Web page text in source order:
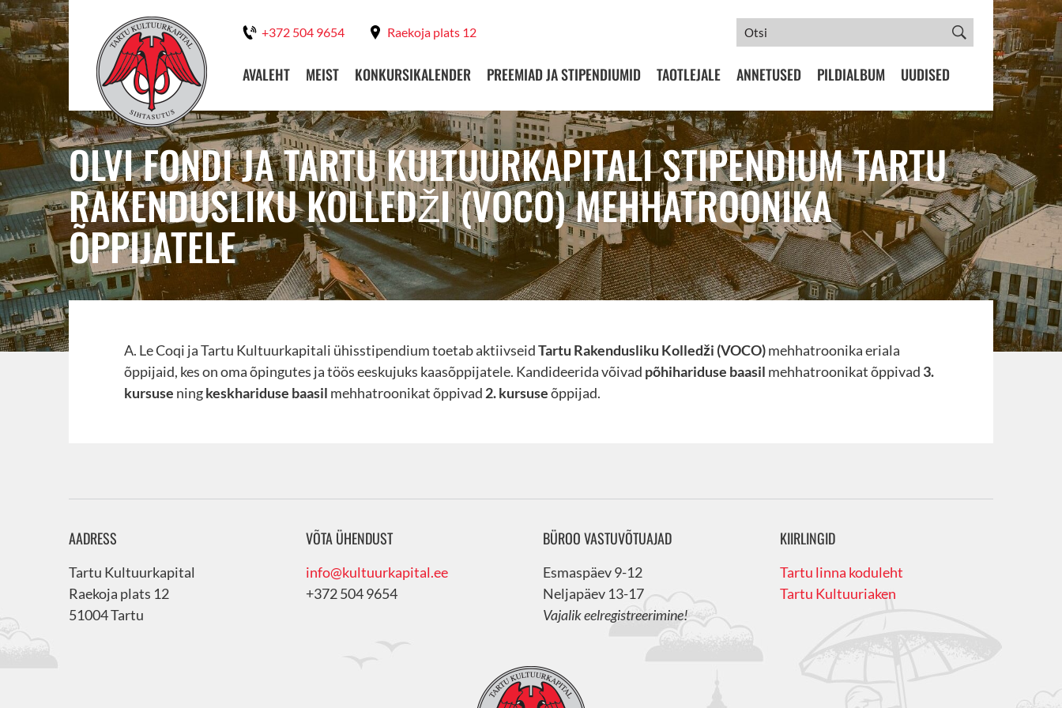
+372 504 9654 Raekoja plats 12
AVALEHT MEIST KONKURSIKALENDER PREEMIAD JA STIPENDIUMID TAOTLEJALE ANNETUSED PILDIALBUM UUDISED
OLVI FONDI JA TARTU KULTUURKAPITALI STIPENDIUM TARTU
RAKENDUSLIKU KOLLEDŽI (VOCO) MEHHATROONIKA
ÕPPIJATELE
A. Le Coqi ja Tartu Kultuurkapitali ühisstipendium toetab aktiivseidTartu Rakendusliku Kolledži (VOCO)mehhatroonika eriala
õppijaid, kes on oma õpingutes ja töös eeskujuks kaasõppijatele. Kandideerida võivad põhihariduse baasil mehhatroonikat õppivad 3.
kursuse ningkeskhariduse baasil mehhatroonikat õppivad 2. kursuseõppijad.
AADRESS
Tartu Kultuurkapital
Raekoja plats 12
51004 Tartu
VÕTA ÜHENDUST
info@kultuurkapital.ee
+372 504 9654
BÜROO VASTUVÕTUAJAD
Esmaspäev 9-12
Neljapäev 13-17
Vajalik eelregistreerimine!
KIIRLINGID
Tartu linna koduleht
Tartu Kultuuriaken